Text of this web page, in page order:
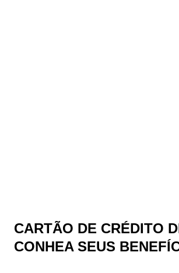
CARTÃO DE CRÉDITO
CONHEA SEUS